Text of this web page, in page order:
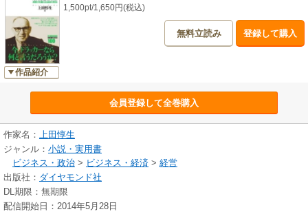
作品紹介
1,500pt/1,650円(税込)
無料立読み 登録して購入
会員登録して全巻購入
作家名：
上田惇生
ジャンル： 小説・実用書
ビジネス・政治 > ビジネス・経済 > 経営
出版社： ダイヤモンド社
DL期限：無期限
配信開始日：2014年5月28日